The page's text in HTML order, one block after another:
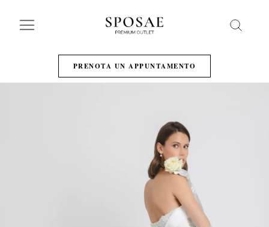
PRENOTA UN APPUNTAMENTO